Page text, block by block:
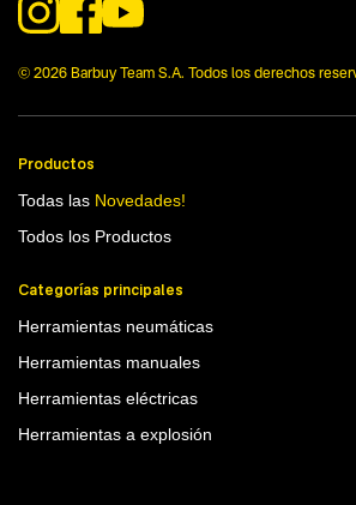
© 2026 Barbuy Team S.A. Todos los derechos
Productos
Todas las Novedades!
Todos los Productos
Categorías principales
Herramientas neumáticas
Herramientas manuales
Herramientas eléctricas
Herramientas a explosión